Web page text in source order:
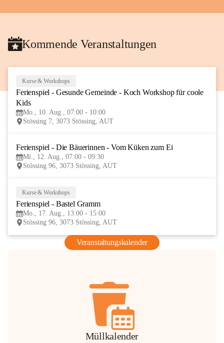
Kommende Veranstaltungen
AUG
Kurse & Workshops
Ferienspiel - Gesunde Gemeinde - Koch Workshop für coole
Kids
Mo., 10. Aug., 07:00 - 10:00
Stössing 7, 3073 Stössing, AUT
Ferienspiel - Die Bäuerinnen - Vom Küken zum Ei
Mi., 12. Aug., 07:00 - 09:30
Stössing 96, 3073 Stössing, AUT
Kurse & Workshops
Ferienspiel - Bastel Gramm
Mo., 17. Aug., 13:00 - 15:00
Stössing 96, 3073 Stössing, AUT
Veranstaltungskalender
Müllkalender